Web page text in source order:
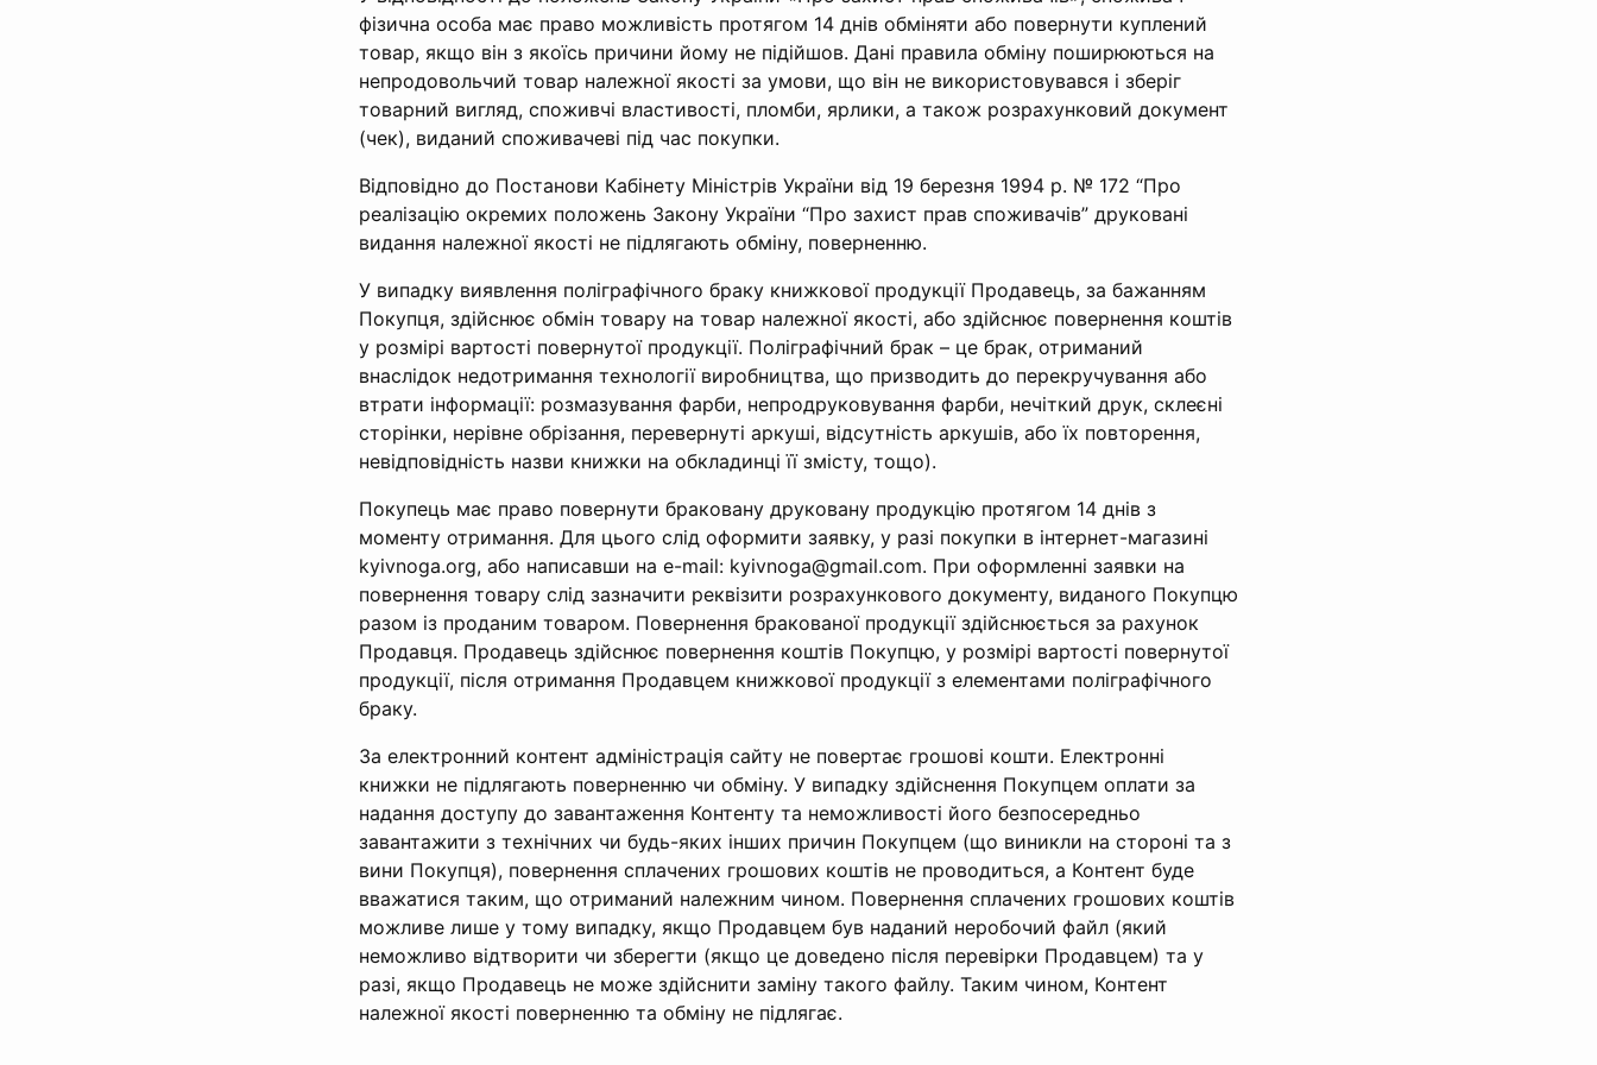
фізична особа має право можливість протягом 14 днів обміняти або повернути куплений
товар, якщо він з якоїсь причини йому не підійшов. Дані правила обміну поширюються на
непродовольчий товар належної якості за умови, що він не використовувався і зберіг
товарний вигляд, споживчі властивості, пломби, ярлики, а також розрахунковий документ
(чек), виданий споживачеві під час покупки.
Відповідно до Постанови Кабінету Міністрів України від 19 березня 1994 р. № 172 “Про
реалізацію окремих положень Закону України “Про захист прав споживачів” друковані
видання належної якості не підлягають обміну, поверненню.
У випадку виявлення поліграфічного браку книжкової продукції Продавець, за бажанням
Покупця, здійснює обмін товару на товар належної якості, або здійснює повернення коштів
у розмірі вартості повернутої продукції. Поліграфічний брак – це брак, отриманий
внаслідок недотримання технології виробництва, що призводить до перекручування або
втрати інформації: розмазування фарби, непродруковування фарби, нечіткий друк, склеєні
сторінки, нерівне обрізання, перевернуті аркуші, відсутність аркушів, або їх повторення,
невідповідність назви книжки на обкладинці її змісту, тощо).
Покупець має право повернути браковану друковану продукцію протягом 14 днів з
моменту отримання. Для цього слід оформити заявку, у разі покупки в інтернет-магазині
kyivnoga.org, або написавши на e-mail: kyivnoga@gmail.com. При оформленні заявки на
повернення товару слід зазначити реквізити розрахункового документу, виданого Покупцю
разом із проданим товаром. Повернення бракованої продукції здійснюється за рахунок
Продавця. Продавець здійснює повернення коштів Покупцю, у розмірі вартості повернутої
продукції, після отримання Продавцем книжкової продукції з елементами поліграфічного
браку.
За електронний контент адміністрація сайту не повертає грошові кошти. Електронні
книжки не підлягають поверненню чи обміну. У випадку здійснення Покупцем оплати за
надання доступу до завантаження Контенту та неможливості його безпосередньо
завантажити з технічних чи будь-яких інших причин Покупцем (що виникли на стороні та з
вини Покупця), повернення сплачених грошових коштів не проводиться, а Контент буде
вважатися таким, що отриманий належним чином. Повернення сплачених грошових коштів
можливе лише у тому випадку, якщо Продавцем був наданий неробочий файл (який
неможливо відтворити чи зберегти (якщо це доведено після перевірки Продавцем) та у
разі, якщо Продавець не може здійснити заміну такого файлу. Таким чином, Контент
належної якості поверненню та обміну не підлягає.